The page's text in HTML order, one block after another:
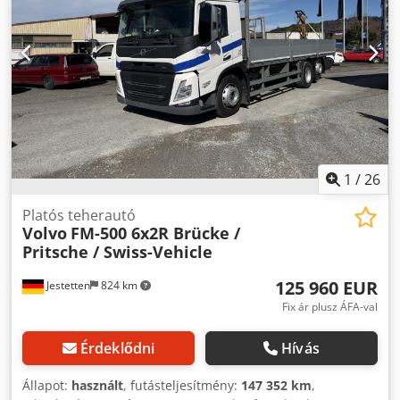
teljes szélesség:25 500 mm , első gumi méret:315 / 80 R
22.5 / 11mm, ülések száma: 2 , üzemi tömeg:18 000 kg,
Felszereltség:légkondicionálás,
1 /26
Jestetten 824 km
Platós teherautó
Volvo FM-500 6x2R Brücke /
Pritsche / Swiss-Vehicle
125 960 EUR
Fix ár plusz ÁFA-val
Érdeklődni Hívás
Állapot: használt, futásteljesítmény: 147 352 km,